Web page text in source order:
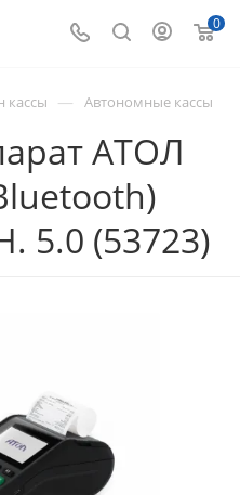
0
кассы — Автономные кассы
АТОЛ
5.0 (53723)